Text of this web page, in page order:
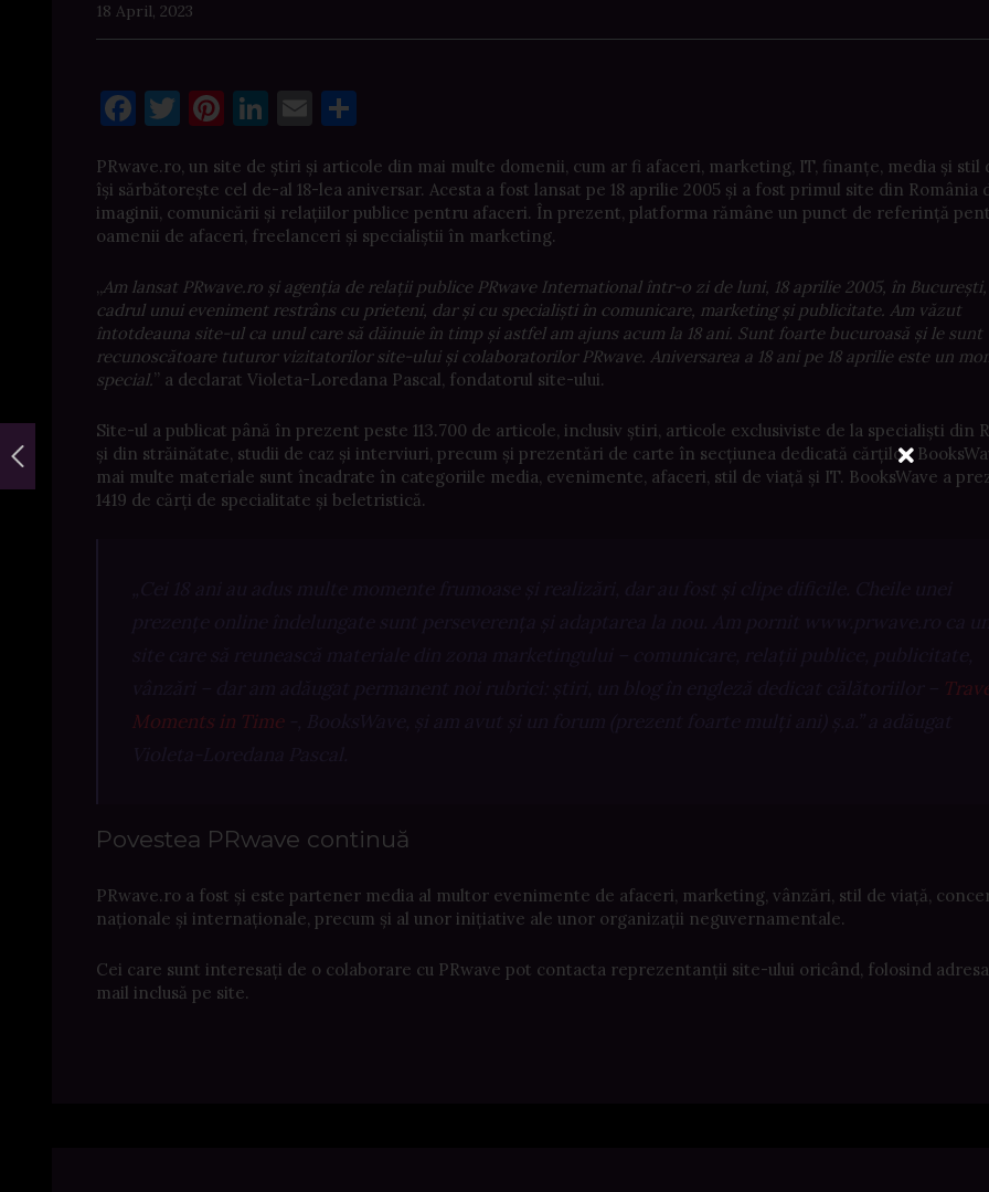
18 April, 2023
Facebook
Twitter
Pinterest
LinkedIn
Email
PRwave.ro, un site de știri și articole din mai multe domenii, cum ar fi afaceri, marketing, IT, finanțe, media și stil
își sărbătorește cel de-al 18-lea aniversar. Acesta a fost lansat pe 18 aprilie 2005 și a fost primul site din România
imaginii, comunicării și relațiilor publice pentru afaceri. În prezent, platforma rămâne un punct de referință
oamenii de afaceri, freelanceri și specialiștii în marketing.
„Am lansat PRwave.ro și agenția de relații publice PRwave International într-o zi de luni, 18 aprilie 2005, în
cadrul unui eveniment restrâns cu prieteni, dar și cu specialiști în comunicare, marketing și publicitate. Am văzut
întotdeauna site-ul ca unul care să dăinuie în timp și astfel am ajuns acum la 18 ani. Sunt foarte bucuroasă și le sunt
recunoscătoare tuturor vizitatorilor site-ului și colaboratorilor PRwave. Aniversarea a 18 ani pe 18 aprilie este un
special.” a declarat Violeta-Loredana Pascal, fondatorul site-ului.
Site-ul a publicat până în prezent peste 113.700 de articole, inclusiv știri, articole exclusiviste de la specialiști din
și din străinătate, studii de caz și interviuri, precum și prezentări de carte în secțiunea dedicată cărților,
mai multe materiale sunt încadrate în categoriile media, evenimente, afaceri, stil de viață și IT. BooksWave a
1419 de cărți de specialitate și beletristică.
Moments in Time-, BooksWave, și am avut și un forum (prezent foarte mulți ani) ș.a.” a adăugat
Povestea PRwave continuă
PRwave.ro a fost și este partener media al multor evenimente de afaceri, marketing, vânzări, stil de viață,
naționale și internaționale, precum și al unor inițiative ale unor organizații neguvernamentale.
Cei care sunt interesați de o colaborare cu PRwave pot contacta reprezentanții site-ului oricând, folosind
mail inclusă pe site.